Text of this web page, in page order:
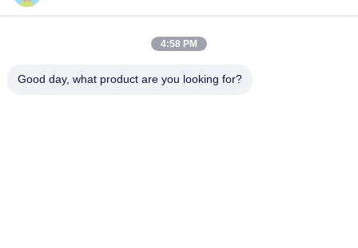
Erhalten Sie besten Preis
4:58 PM
Good day, what product are you looking for?